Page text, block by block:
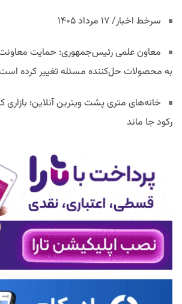
سرخط اخبار/ ۱۷ مرداد ۱۴۰۵
معاون علمی رئیس‌جمهوری: حمایت
به محصولات حل‌کننده مسئله تغییر کرده
خانه‌های متری پشت ویترین آنلاین؛ بازاری
رکود جا ماند